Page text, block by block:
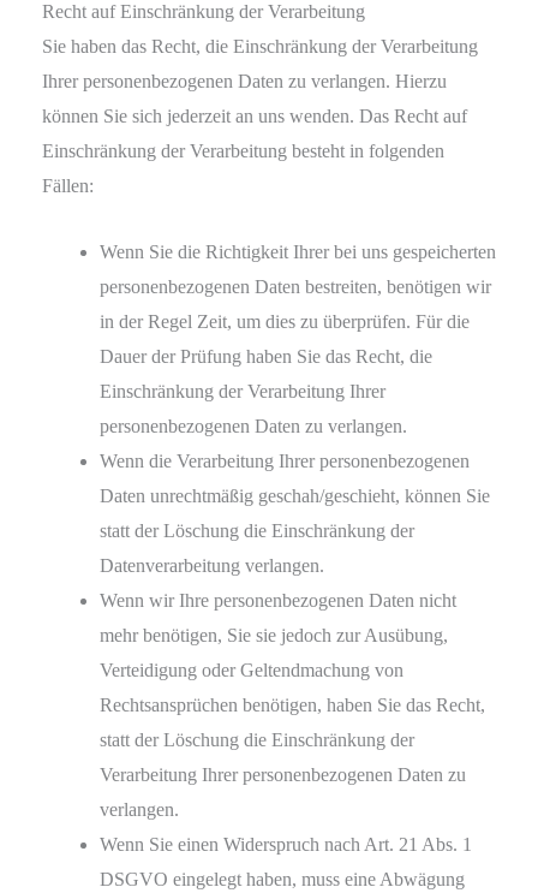
Recht auf Einschränkung der Verarbeitung
Sie haben das Recht, die Einschränkung der Verarbeitung
Ihrer personenbezogenen Daten zu verlangen. Hierzu
können Sie sich jederzeit an uns wenden. Das Recht auf
Einschränkung der Verarbeitung besteht in folgenden
Fällen:
Wenn Sie die Richtigkeit Ihrer bei uns gespeicherten
personenbezogenen Daten bestreiten, benötigen wir
in der Regel Zeit, um dies zu überprüfen. Für die
Dauer der Prüfung haben Sie das Recht, die
Einschränkung der Verarbeitung Ihrer
personenbezogenen Daten zu verlangen.
Wenn die Verarbeitung Ihrer personenbezogenen
Daten unrechtmäßig geschah/geschieht, können Sie
statt der Löschung die Einschränkung der
Datenverarbeitung verlangen.
Wenn wir Ihre personenbezogenen Daten nicht
mehr benötigen, Sie sie jedoch zur Ausübung,
Verteidigung oder Geltendmachung von
Rechtsansprüchen benötigen, haben Sie das Recht,
statt der Löschung die Einschränkung der
Verarbeitung Ihrer personenbezogenen Daten zu
verlangen.
Wenn Sie einen Widerspruch nach Art. 21 Abs. 1
DSGVO eingelegt haben, muss eine Abwägung